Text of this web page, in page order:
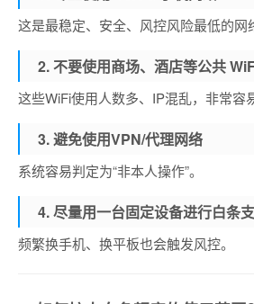
这是最稳定、安全、风控风险最低的网
2. 不要使用商场、酒店等公共
这些WiFi使用人数多、IP混乱，非常容
3. 避免使用VPN/代理网络
系统容易判定为“非本人操作”。
4. 尽量用一台固定设备进行白条
频繁换手机、换平板也会触发风控。